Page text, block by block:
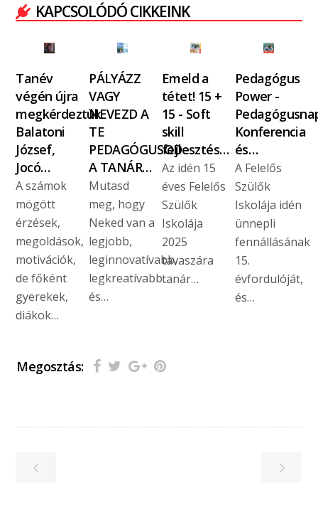
KAPCSOLÓDÓ CIKKEINK
Tanév
végén újra
megkérdeztük
Balatoni
József,
Jocó…
A számok
mögött
érzések,
megoldások,
motivációk,
de főként
gyerekek,
diákok…
PÁLYÁZZ
VAGY
NEVEZD A
TE
PEDAGÓGUSOD
A TANÁR…
Mutasd
meg, hogy
Neked van a
legjobb,
leginnovatívabb,
legkreatívabb
és…
Emeld a
tétet! 15 +
15 - Soft
skill
fejlesztés…
Az idén 15
éves Felelős
Szülők
Iskolája
2025
tavaszára
tanár…
Pedagógus
Power -
Konferencia
és…
A Felelős
Szülők
Iskolája idén
ünnepli
fennállásának
15.
évfordulóját,
és…
Megosztás: